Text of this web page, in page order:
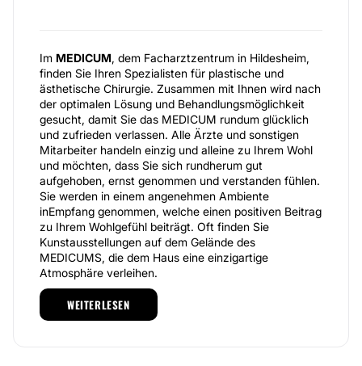
Im MEDICUM, dem Facharztzentrum in Hildesheim,
finden Sie Ihren Spezialisten für plastische und
ästhetische Chirurgie. Zusammen mit Ihnen wird nach
der optimalen Lösung und Behandlungsmöglichkeit
gesucht, damit Sie das MEDICUM rundum glücklich
und zufrieden verlassen. Alle Ärzte und sonstigen
Mitarbeiter handeln einzig und alleine zu Ihrem Wohl
und möchten, dass Sie sich rundherum gut
aufgehoben, ernst genommen und verstanden fühlen.
Sie werden in einem angenehmen Ambiente
inEmpfang genommen, welche einen positiven Beitrag
zu Ihrem Wohlgefühl beiträgt. Oft finden Sie
Kunstausstellungen auf dem Gelände des
MEDICUMS, die dem Haus eine einzigartige
Atmosphäre verleihen.
Das Facharztzentrum MEDICUM
unmittelbar in Hildesheim und ist sehr gut mit dem
WEITERLESEN